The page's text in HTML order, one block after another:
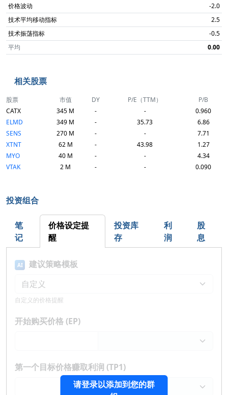
价格波动
-2.0
技术平均移动指标
2.5
技术振荡指标
-0.5
平均
0.00
相关股票
股票 市值 DY P/E（TTM）
P/B
CATX
345 M - -
0.960
ELMD
349 M - 35.73
6.86
SENS
270 M - -
7.71
XTNT
62 M - 43.98
1.27
MYO
40 M - -
4.34
VTAK
2 M - - 0.090
投资组合
笔
记
价格设定提
醒
投资库
存
利
润
股
息
请登录以添加到您的群
AI 建议策略模板
自定义的价格提醒
开始购买价格 (EP)
第一个目标价格赚取利润 (TP1)